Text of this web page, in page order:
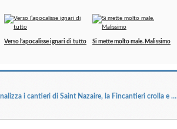
Verso l’apocalisse ignari di tutto
Si mette molto male. Malissimo
Macron nazionalizza i cantieri di Saint Nazaire, la Fincantieri crolla e Gentiloni si gira dall'altra parte